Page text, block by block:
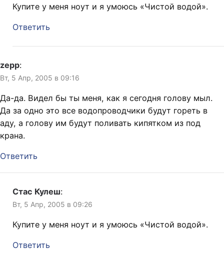
Купите у меня ноут и я умоюсь «Чистой водой».
Ответить
zepp:
Вт, 5 Апр, 2005 в 09:16
Да-да. Видел бы ты меня, как я сегодня голову мыл.
Да за одно это все водопроводчики будут гореть в
аду, а голову им будут поливать кипятком из под
крана.
Ответить
Стас Кулеш:
Вт, 5 Апр, 2005 в 09:26
Купите у меня ноут и я умоюсь «Чистой водой».
Ответить